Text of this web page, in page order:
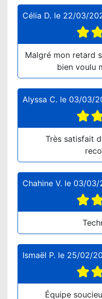
Célia D. le 22/03/
Malgré mon retard
bien voulu
Alyssa C. le 03/03/
Très satisfait
Chahine V. le 03/03/
Ismaël P. le 25/02/
Équipe